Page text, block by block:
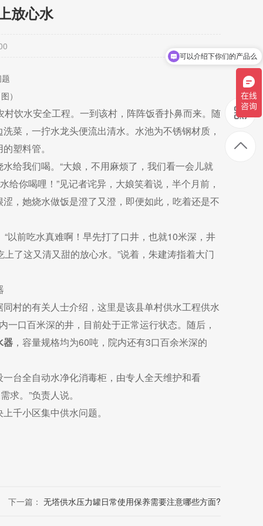
放心水
）
饮水安全工程。一到该村，阵阵饭香扑鼻而来。随
菜，一拧水龙头便流出清水。水池为不锈钢材质，
塑料管。
给我们喝。“大娘，不用麻烦了，我们看一会儿就
你喝哩！”见记者诧异，大娘笑着说，半个月前，
，她烧水做饭是澄了又澄，即便如此，吃着还是不
以前吃水真难啊！早先打了口井，也就10米深，井
了这又清又甜的放心水。”说着，朱建涛指着大门
村的有关人士介绍，这里是该县单村供水工程供水
一口百米深的井，目前处于正常运行状态。 随后，
器 ，容量规格均为60吨，院内还有3口百余米深的
台全自动水净化消毒柜，由专人全天维护和看
。”负责人说。
千小区集中供水问题。
下一篇： 无塔供水压力罐日常使用保养需要注意哪些方面?
可以介绍下你们的产品么
选择你们公司优势是什么呢？